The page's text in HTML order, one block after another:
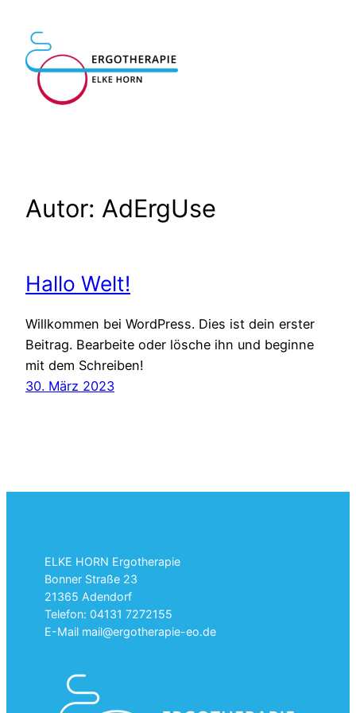
Inhalt
springen
Autor: AdErgUse
Hallo Welt!
Willkommen bei WordPress. Dies ist dein erster
Beitrag. Bearbeite oder lösche ihn und beginne
mit dem Schreiben!
30. März 2023
ELKE HORN Ergotherapie
Bonner Straße 23
21365 Adendorf
Telefon: 04131 7272155
E-Mail mail@ergotherapie-eo.de